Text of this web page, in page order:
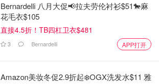
Bernardelli 八月大促📢拉夫劳伦衬衫$51🐎麻
花毛衣$105
直接4.5折！TB四杠卫衣$481
3 Bernardelli APP打开
Amazon美妆冬促2.9折起❄️OGX洗发水$11 雅